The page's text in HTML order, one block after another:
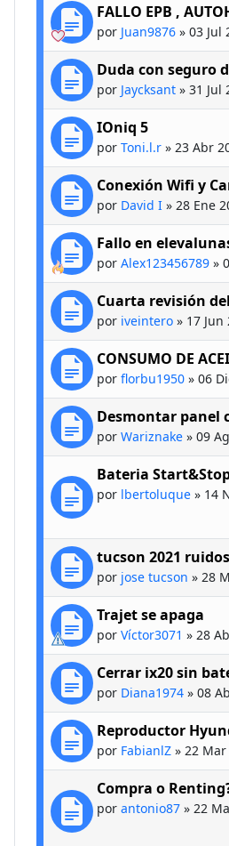
FALLO EPB ,
por Juan9876 » 03 Jul
Duda con seguro
por Jaycksant » 31 Jul
IOniq 5
por Toni.l.r » 23 Abr
Conexión Wifi y
por David I » 28 Ene
Fallo en
por Alex123456789 »
Cuarta revisión
por iveintero » 17 Jun
CONSUMO DE
por florbu1950 » 06
Desmontar panel
por Wariznake » 09
Bateria
por lbertoluque » 14
tucson 2021
por jose tucson » 28
Trajet se apaga
por Víctor3071 » 28
Cerrar ix20 sin
por Diana1974 » 08
Reproductor
por FabianlZ » 22 Mar
Compra o
por antonio87 » 22